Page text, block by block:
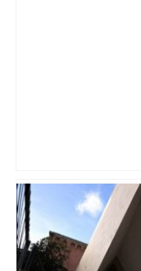
A680 Toulouse
– Radio VINCI